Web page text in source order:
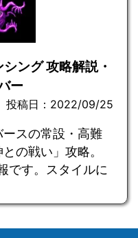
ング 攻略解説・
ー
投稿日：2022/09/25
スの常設・高難
の戦い」攻略。
です。スタイルに